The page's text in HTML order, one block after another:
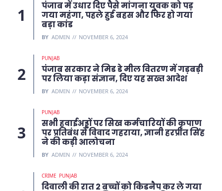
पंजाब में उधार दिए पैसे मांगना युवक को पड़
गया महंगा, पहले हुई बहस और फिर हो गया
बड़ा कांड
BY ADMIN NOVEMBER 6, 2024
PUNJAB
पंजाब सरकार ने मिड डे मील वितरण में गड़बड़ी
पर लिया कड़ा संज्ञान, दिए यह सख्त आदेश
BY ADMIN NOVEMBER 6, 2024
PUNJAB
सभी हवाईअड्डों पर सिख कर्मचारियों की कृपाण
पर प्रतिबंध से विवाद गहराया, ज्ञानी हरप्रीत सिंह
ने की कड़ी आलोचना
BY ADMIN NOVEMBER 6, 2024
CRIME PUNJAB
दिवाली की रात 2 बच्चों को किडनैप कर ले गया